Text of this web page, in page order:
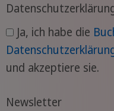
Ja, ich habe die
und akzeptiere sie.
Newsletter